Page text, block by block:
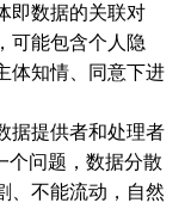
即数据的关联对
可能包含个人隐
体知情、同意下进
提供者和处理者
个问题，数据分散
、不能流动，自然